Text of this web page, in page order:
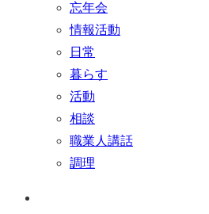
忘年会
情報活動
日常
暮らす
活動
相談
職業人講話
調理